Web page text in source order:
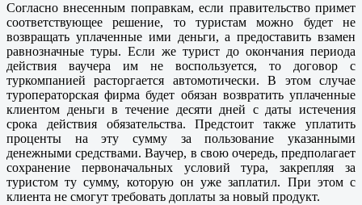
Согласно внесенным поправкам, если правительство примет
соответствующее решение, то туристам можно будет не
возвращать уплаченные ими деньги, а предоставить взамен
равнозначные туры. Если же турист до окончания периода
действия ваучера им не воспользуется, то договор с
туркомпанией расторгается автомотически. В этом случае
туроператорская фирма будет обязан возвратить уплаченные
клиентом деньги в течение десяти дней с даты истечения
срока действия обязательства. Предстоит также уплатить
проценты на эту сумму за пользование указанными
денежными средствами. Ваучер, в свою очередь, предполагает
сохранение первоначальных условий тура, закрепляя за
туристом ту сумму, которую он уже заплатил. При этом с
клиента не смогут требовать доплаты за новый продукт.